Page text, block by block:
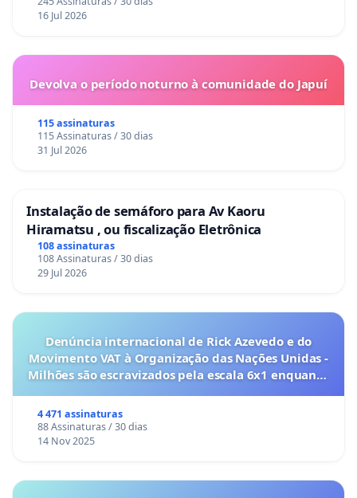
16 Jul 2026
Devolva o período noturno à comunidade do Japuí
115 assinaturas
115 Assinaturas / 30 dias
31 Jul 2026
Instalação de semáforo para Av Kaoru
Hiramatsu , ou fiscalização Eletrônica
108 assinaturas
108 Assinaturas / 30 dias
29 Jul 2026
Denúncia internacional de Rick Azevedo e do
Movimento VAT à Organização das Nações Unidas -
Milhões são escravizados pela escala 6x1 enquanto
4 471 assinaturas
88 Assinaturas / 30 dias
14 Nov 2025